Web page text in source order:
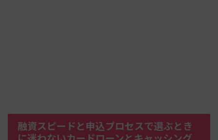
融資スピードと申込プロセスで選ぶとき